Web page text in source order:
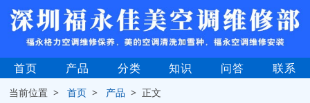
首页 产品 分类 知识 问答 联系
当前位置 >首页 > 产品 > 正文